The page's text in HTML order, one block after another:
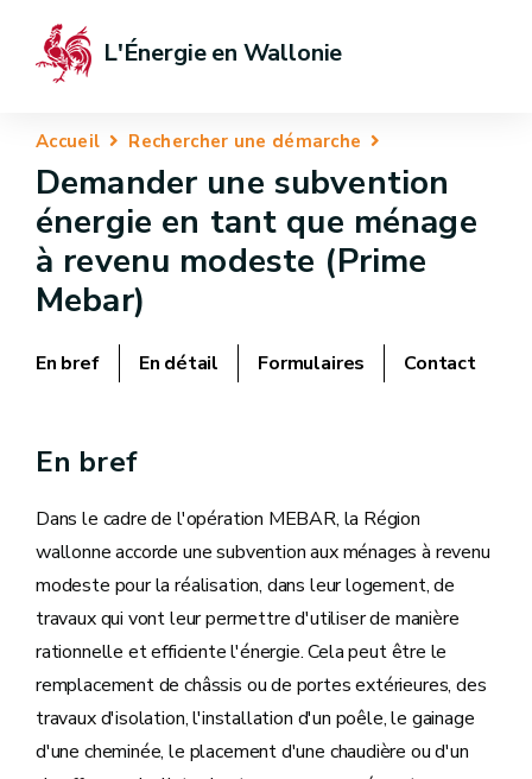
L'Énergie en Wallonie
Accueil Rechercher une démarche
Demander une subvention
énergie en tant que ménage
à revenu modeste (Prime
Mebar)
En bref En détail Formulaires Contact
En bref
Dans le cadre de l'opération MEBAR, la Région
wallonne accorde une subvention aux ménages à revenu
modeste pour la réalisation, dans leur logement, de
travaux qui vont leur permettre d'utiliser de manière
rationnelle et efficiente l'énergie. Cela peut être le
remplacement de châssis ou de portes extérieures, des
travaux d'isolation, l'installation d'un poêle, le gainage
d'une cheminée, le placement d'une chaudière ou d'un